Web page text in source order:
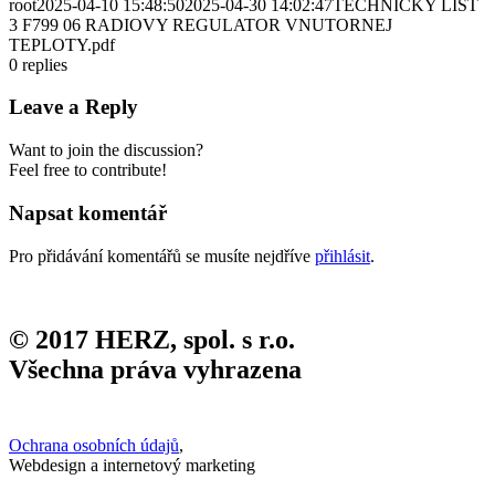
root2025-04-10 15:48:502025-04-30 14:02:47TECHNICKY LIST
3 F799 06 RADIOVY REGULATOR VNUTORNEJ
TEPLOTY.pdf
0 replies
Leave a Reply
Want to join the discussion?
Feel free to contribute!
Napsat komentář
Pro přidávání komentářů se musíte nejdříve přihlásit.
© 2017 HERZ, spol. s r.o.
Všechna práva vyhrazena
Ochrana osobních údajů,
Webdesign a internetový marketing